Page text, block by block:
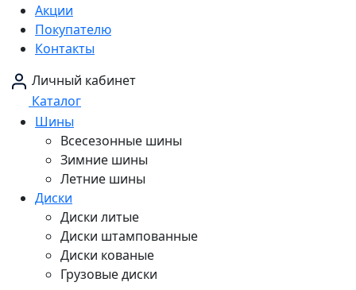
Акции
Покупателю
Контакты
Личный кабинет
Каталог
Шины
Всесезонные шины
Зимние шины
Летние шины
Диски
Диски литые
Диски штампованные
Диски кованые
Грузовые диски